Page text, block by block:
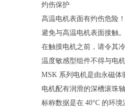
灼伤保护
高温电机表面有灼伤危险！
避免与高温电机表面接触
在触摸电机之前，请令其
温度敏感型组件不得与电
MSK 系列电机是由永磁体
电机配有润滑的深槽滚珠
标称数据是在 40°C 的环